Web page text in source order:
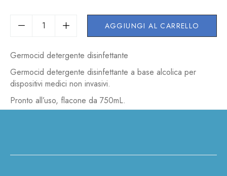
AGGIUNGI AL CARRELLO
Germocid detergente disinfettante
Germocid detergente disinfettante a base alcolica per
dispositivi medici non invasivi.
Pronto all’uso, flacone da 750mL.